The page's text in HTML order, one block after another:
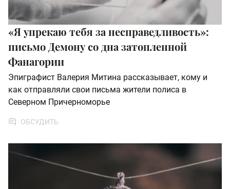
«Я упрекаю тебя за несправедливость»:
письмо Демону со дна затопленной
Фанагории
Эпиграфист Валерия Митина рассказывает, кому и
как отправляли свои письма жители полиса в
Северном Причерноморье
ОБСУДИТЬ